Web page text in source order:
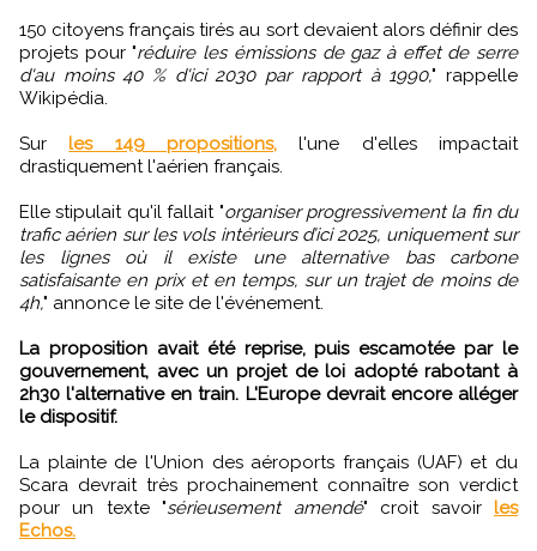
150 citoyens français tirés au sort devaient alors définir des
projets pour "réduire les émissions de gaz à effet de serre
d'au moins 40 % d'ici 2030 par rapport à 1990," rappelle
Wikipédia.
Surles 149 propositions, l'une d'elles impactait
drastiquement l'aérien français.
Elle stipulait qu'il fallait "organiser progressivement la fin du
trafic aérien sur les vols intérieurs d’ici 2025, uniquement sur
les lignes où il existe une alternative bas carbone
satisfaisante en prix et en temps, sur un trajet de moins de
4h," annonce le site de l'événement.
La proposition avait été reprise, puis escamotée par le
gouvernement, avec un projet de loi adopté rabotant à
2h30 l'alternative en train. L'Europe devrait encore alléger
le dispositif.
La plainte de l'Union des aéroports français (UAF) et du
Scara devrait très prochainement connaître son verdict
pour un texte "sérieusement amendé" croit savoirles
Echos.